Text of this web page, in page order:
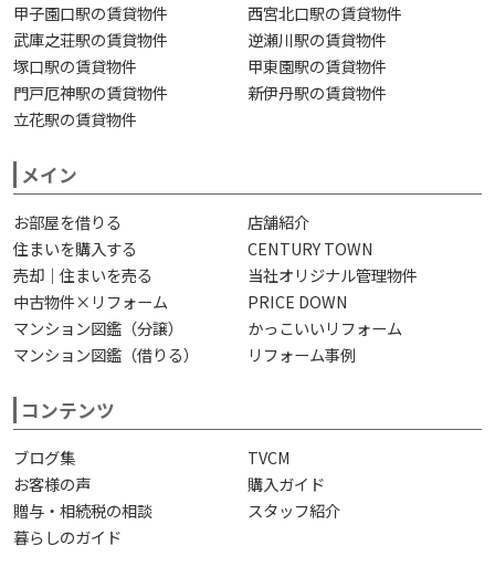
甲子園口駅の賃貸物件
西宮北口駅の賃貸物件
武庫之荘駅の賃貸物件
逆瀬川駅の賃貸物件
塚口駅の賃貸物件
甲東園駅の賃貸物件
門戸厄神駅の賃貸物件
新伊丹駅の賃貸物件
立花駅の賃貸物件
メイン
お部屋を借りる
店舗紹介
住まいを購入する
CENTURY TOWN
売却｜住まいを売る
当社オリジナル管理物件
中古物件×リフォーム
PRICE DOWN
マンション図鑑（分譲）
かっこいいリフォーム
マンション図鑑（借りる）
リフォーム事例
コンテンツ
ブログ集
TVCM
お客様の声
購入ガイド
贈与・相続税の相談
スタッフ紹介
暮らしのガイド